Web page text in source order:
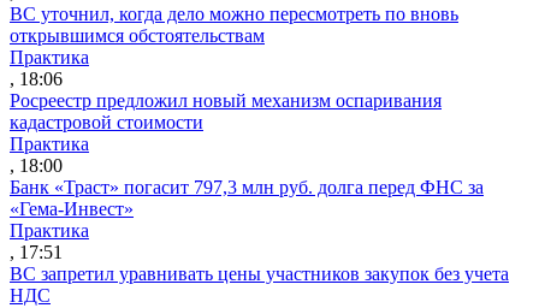
ВС уточнил, когда дело можно пересмотреть по вновь
открывшимся обстоятельствам
Практика
, 18:06
Росреестр предложил новый механизм оспаривания
кадастровой стоимости
Практика
, 18:00
Банк «Траст» погасит 797,3 млн руб. долга перед ФНС за
«Гема-Инвест»
Практика
, 17:51
ВС запретил уравнивать цены участников закупок без учета
НДС